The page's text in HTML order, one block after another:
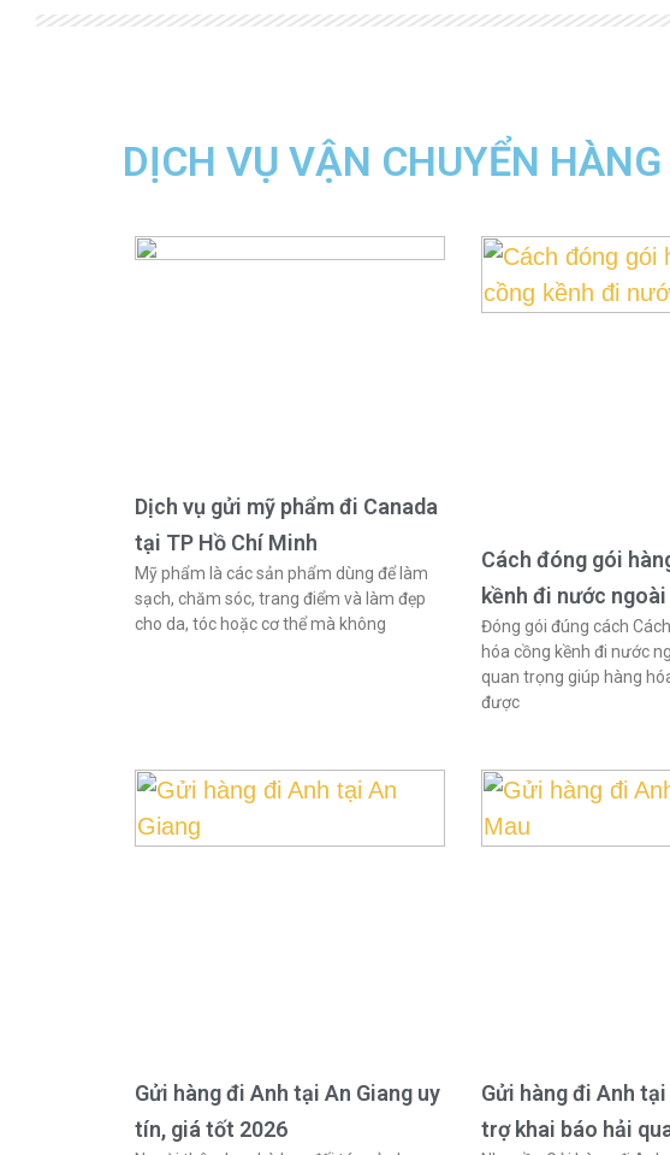
DỊCH VỤ VẬN CHUYỂN HÀNG
Dịch vụ gửi mỹ phẩm đi Canada
tại TP Hồ Chí Minh
Mỹ phẩm là các sản phẩm dùng để làm
sạch, chăm sóc, trang điểm và làm đẹp
cho da, tóc hoặc cơ thể mà không
Cách đóng gói
kềnh đi nước ngoài
Đóng gói đúng cách
hóa cồng kềnh đi nước
quan trọng giúp hàng
được
Gửi hàng đi Anh tại An Giang uy
tín, giá tốt 2026
Gửi hàng đi Anh
trợ khai báo hải